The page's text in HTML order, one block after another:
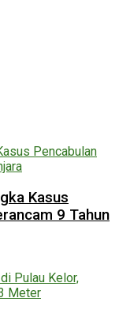
Kasus
9 Tahun